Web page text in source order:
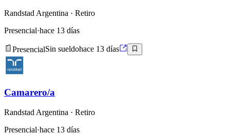
Randstad Argentina · Retiro
Presencial·hace 13 días
PresencialSin sueldohace 13 días
Camarero/a
Randstad Argentina · Retiro
Presencial·hace 13 días